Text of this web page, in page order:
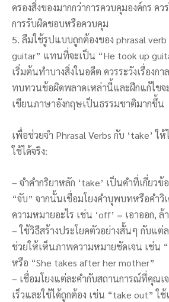
ครองสิ่งของมากกว่าการควบคุมองค์กร คว
การรับผิดชอบหรือควบคุม
5. ลืมใช้รูปแบบถูกต้องของ phrasal
guitar” แทนที่จะเป็น “He took up
เริ่มต้นทำบางสิ่งในอดีต ควรระวังเรื่องกา
ทบทวนข้อผิดพลาดเหล่านี้และฝึกแก้ไขจ
เขียนภาษาอังกฤษเป็นธรรมชาติมากขึ้น
เพื่อช่วยจำ Phrasal Verbs กับ ‘take’ ใ
ใช้ได้จริง:
– จำคำกริยาหลัก ‘take’ เป็นคำที่เกี่ยวข้
“จับ” จากนั้นเชื่อมโยงคำบุพบทหรือคำ
ความหมายอะไร เช่น ‘off’ = เอาออก,
– ใช้วิธีสร้างประโยคตัวอย่างสั้นๆ กับแต่
ช่วยให้เห็นภาพความหมายชัดเจน เช่น
หรือ “She takes after her mother”
– เชื่อมโยงแต่ละคำกับสถานการณ์ที่คุณเ
เร็วและใช้ได้ถูกต้อง เช่น “take out” ใ